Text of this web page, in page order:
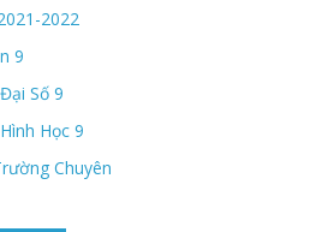
2022
9
Số 9
Học 9
Chuyên